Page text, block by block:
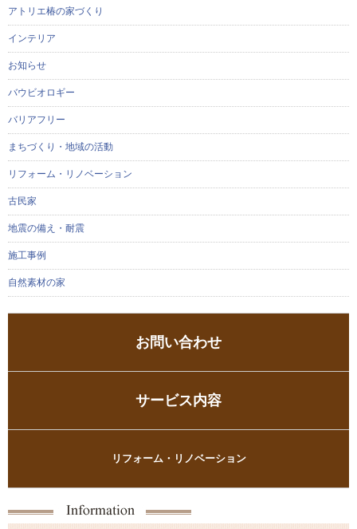
アトリエ椿の家づくり
インテリア
お知らせ
バウビオロギー
バリアフリー
まちづくり・地域の活動
リフォーム・リノベーション
古民家
地震の備え・耐震
施工事例
自然素材の家
お問い合わせ
サービス内容
リフォーム・リノベーション